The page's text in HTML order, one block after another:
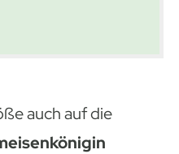
auch auf die